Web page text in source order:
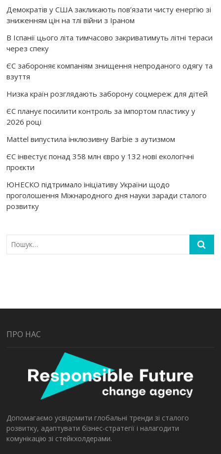
Демократів у США закликають пов’язати чисту енергію зі
зниженням цін на тлі війни з Іраном
В Іспанії цього літа тимчасово закриватимуть літні тераси
через спеку
ЄС забороняє компаніям знищення непроданого одягу та
взуття
Низка країн розглядають заборону соцмереж для дітей
ЄС планує посилити контроль за імпортом пластику у
2026 році
Mattel випустила інклюзивну Barbie з аутизмом
ЄС інвестує понад 358 млн євро у 132 нові екологічні
проєкти
ЮНЕСКО підтримало ініціативу України щодо
проголошення Міжнародного дня науки заради сталого
розвитку
ПРО НАС
Допомагаємо усвідомити глобальні тренди зі сталого
розвитку, адаптувати бізнес-стратегії і налагодити
комунікацію зі стейкхолдерами.